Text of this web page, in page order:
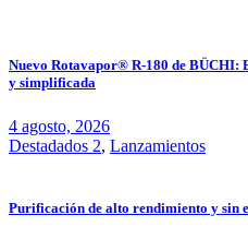
Nuevo Rotavapor® R-180 de
y simplificada
4 agosto, 2026
Destadados 2, Lanzamientos
Purificación de alto rendimiento y sin